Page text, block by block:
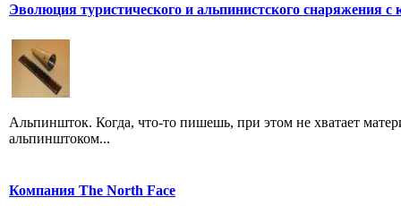
Эволюция туристического и альпинистского снаряжения с
Альпиншток. Когда, что-то пишешь, при этом не хватает
альпинштоком...
Компания The North Face